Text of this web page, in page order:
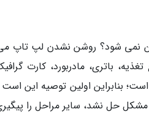
شود؟ روشن نشدن لپ تاپ می
باتری، مادربورد، کارت
بنابراین اولین توصیه این
حل نشد، سایر مراحل را